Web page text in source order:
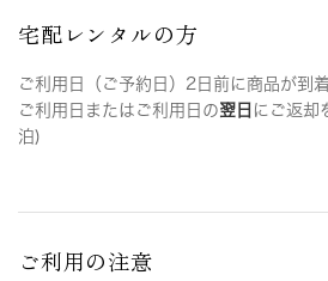
宅配レンタルの方
ご利用日（ご予約日）2日前に商品が到着
ご利用日またはご利用日の翌日 にご返却
泊)
ご利用の注意